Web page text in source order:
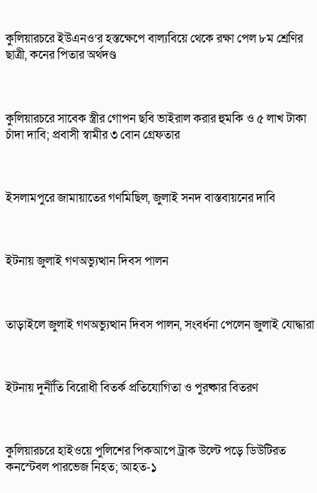
কুলিয়ারচরে ইউএনও’র হস্তক্ষেপে বাল্যবিয়ে থেকে রক্ষা পেল ৮ম শ্রেণির
ছাত্রী, কনের পিতার অর্থদণ্ড
কুলিয়ারচরে সাবেক স্ত্রীর গোপন ছবি ভাইরাল করার হুমকি ও ৫ লাখ টাকা
চাঁদা দাবি; প্রবাসী স্বামীর ৩ বোন গ্রেফতার
ইসলামপুরে জামায়াতের গণমিছিল, জুলাই সনদ বাস্তবায়নের দাবি
ইটনায় জুলাই গণঅভ্যুত্থান দিবস পালন
তাড়াইলে জুলাই গণঅভ্যুত্থান দিবস পালন, সংবর্ধনা পেলেন জুলাই যোদ্ধারা
ইটনায় দুর্নীতি বিরোধী বিতর্ক প্রতিযোগিতা ও পুরষ্কার বিতরণ
কুলিয়ারচরে হাইওয়ে পুলিশের পিকআপে ট্রাক উল্টে পড়ে ডিউটিরত
কনস্টেবল পারভেজ নিহত; আহত-১